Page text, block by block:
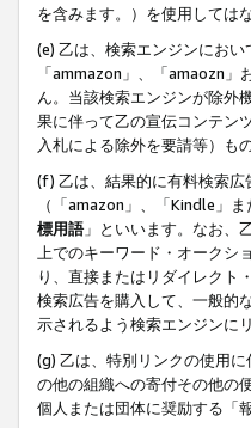
を含みます。）を使用しては
(e) 乙は、検索エンジンにお
「ammazon」、「amaozn
ん。当該検索エンジンが除外
果に伴って乙の宣伝コンテン
入札による除外を要請等）も
(f) 乙は、結果的に有料検索広
（「amazon」、「Kindle」
標用語」といいます。なお、
上でのキーワード・オークシ
り、直接またはリダイレクト
検索広告を購入して、一般的
示されるよう検索エンジンに
(g) 乙は、特別リンクの使用
の他の組織への寄付その他の
個人または団体に奨励する「